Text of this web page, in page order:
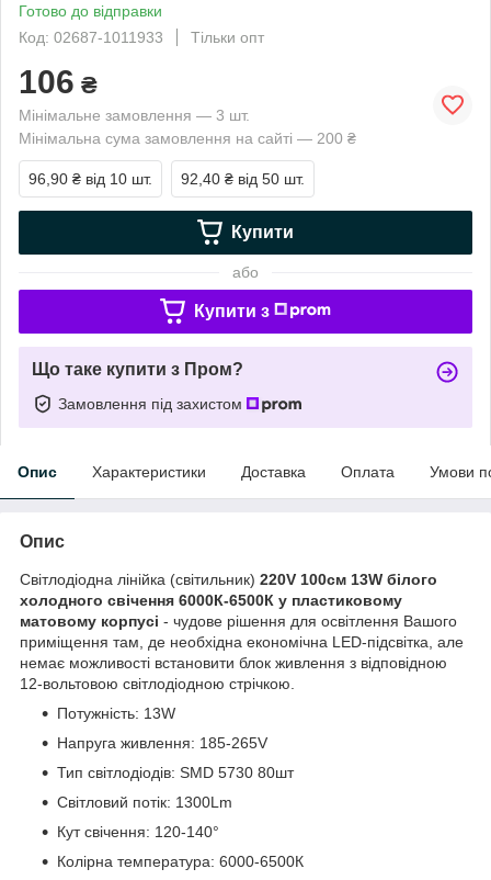
Готово до відправки
Код: 02687-1011933
Тільки опт
106 ₴
Мінімальне замовлення — 3 шт.
Мінімальна сума замовлення на сайті — 200 ₴
96,90 ₴ від 10 шт. 92,40 ₴ від 50 шт.
Купити
або
Купити з
Що таке купити з Пром?
Замовлення під захистом
Опис Характеристики Доставка Оплата Умови
Опис
Світлодіодна лінійка (світильник) 220V 100см 13W білого
холодного свічення 6000К-6500К у пластиковому
матовому корпусі - чудове рішення для освітлення Вашого
приміщення там, де необхідна економічна LED-підсвітка, але
немає можливості встановити блок живлення з відповідною
12-вольтовою світлодіодною стрічкою.
Потужність: 13W
Напруга живлення: 185-265V
Тип світлодіодів: SMD 5730 80шт
Світловий потік: 1300Lm
Кут свічення: 120-140°
Колірна температура: 6000-6500К